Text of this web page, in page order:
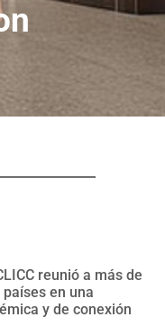
reunió a más de
en una
y de conexión